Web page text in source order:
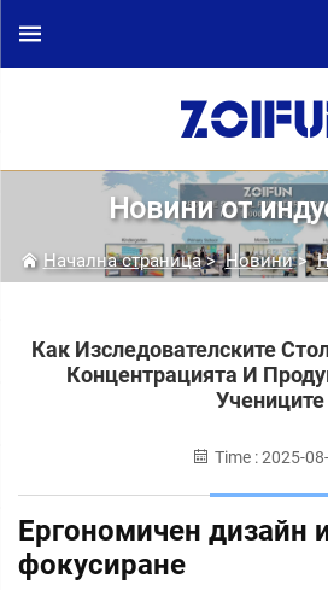
Новини от
Начална страница>Новини>
Как Изследователските
Концентрацията И
Учениците
Time : 2025-
Ергономичен дизайн
фокусиране